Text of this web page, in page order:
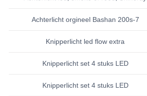
BRANDSTOF SYSTEEM
Achterlicht orgineel Bashan 200s-7
Knipperlicht led flow extra
Knipperlicht set 4 stuks LED
Knipperlicht set 4 stuks LED